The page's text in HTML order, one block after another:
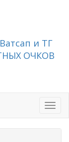
и ТГ
ОЧКОВ